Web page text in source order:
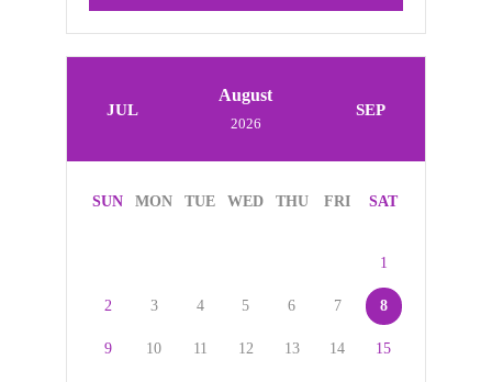
JUL
August
2026
SEP
SUN MON TUE WED THU FRI SAT
1
2 3 4 5 6 7 8
9 10 11 12 13 14 15